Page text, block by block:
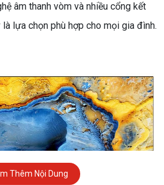
âm thanh vòm và nhiều cổng kết
lựa chọn phù hợp cho mọi gia đình.
Thêm Nội Dung